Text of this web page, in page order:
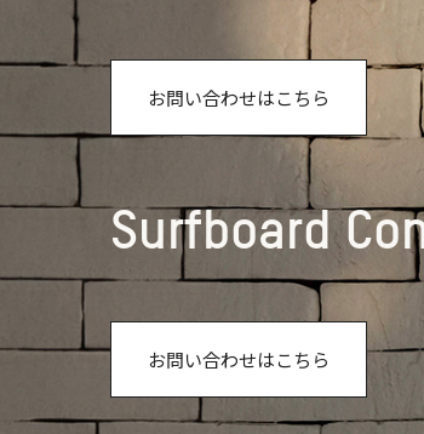
お問い合わせはこちら
Surfboard
お問い合わせはこちら